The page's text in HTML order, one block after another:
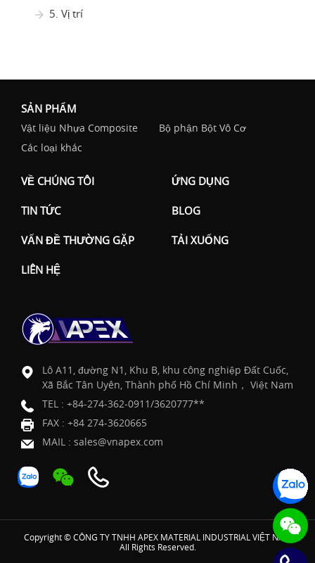
5. Vị trí
SẢN PHẨM
Vật liệu Nhựa Composite
Bộ phận Bột Vô Cơ
Các loại khác
VỀ CHÚNG TÔI ỨNG DỤNG
TIN TỨC BLOG
VẤN ĐỀ THƯỜNG GẶP TẢI XUỐNG
LIÊN HỆ
Lô A11, đường N1, Khu B, khu công nghiệp Đất Cuốc,
Xã Bắc Tân Uyên, Thành phố Hồ Chí Minh， Việt Nam
TEL : +84-274-362-0911/3620777**
FAX : +84 274-3620665
MAIL : sales@vnapex.com
Copyright © CÔNG TY TNHH APEX MATERIAL INDUSTRIAL VIỆT NAM
All Rights Reserved.